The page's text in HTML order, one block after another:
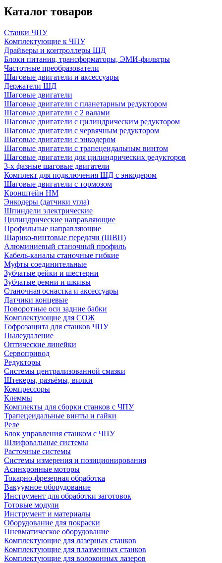
Каталог товаров
Станки ЧПУ
Комплектующие к ЧПУ
Драйверы и контроллеры ШД
Блоки питания, трансформаторы, ЭМИ-фильтры
Частотные преобразователи
Шаговые двигатели и аксессуары
Держатели ШД
Шаговые двигатели
Шаговые двигатели с планетарным редуктором
Шаговые двигатели с 2 валами
Шаговые двигатели с цилиндрическим редуктором
Шаговые двигатели с червячным редуктором
Шаговые двигатели с энкодером
Шаговые двигатели с трапецеидальным винтом
Шаговые двигатели для цилиндрических редукторов
3-х фазные шаговые двигатели
Комплект для подключения ШД с энкодером
Шаговые двигатели с тормозом
Кронштейн HM
Энкодеры (датчики угла)
Шпиндели электрические
Цилиндрические направляющие
Профильные направляющие
Шарико-винтовые передачи (ШВП)
Алюминиевый станочный профиль
Кабель-каналы станочные гибкие
Муфты соединительные
Зубчатые рейки и шестерни
Зубчатые ремни и шкивы
Станочная оснастка и аксессуары
Датчики концевые
Поворотные оси задние бабки
Комплектующие для СОЖ
Гофрозащита для станков ЧПУ
Пылеудаление
Оптические линейки
Сервопривод
Редукторы
Системы централизованной смазки
Штекеры, разъёмы, вилки
Компрессоры
Клеммы
Комплекты для сборки станков с ЧПУ
Трапецеидальные винты и гайки
Реле
Блок управления станком с ЧПУ
Шлифовальные системы
Расточные системы
Системы измерения и позиционирования
Асинхронные моторы
Токарно-фрезерная обработка
Вакуумное оборудование
Инструмент для обработки заготовок
Готовые модули
Инструмент и материалы
Оборудование для покраски
Пневматическое оборудование
Комплектующие для лазерных станков
Комплектующие для плазменных станков
Комплектующие для волоконных лазеров